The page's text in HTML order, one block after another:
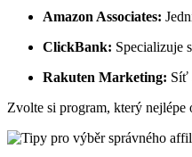
Amazon Associates:
ClickBank: Specializuje
Rakuten Marketing: Síť
Zvolte si program, který nejlépe